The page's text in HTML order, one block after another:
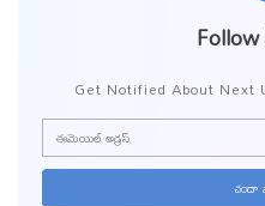
Get Notified About Next